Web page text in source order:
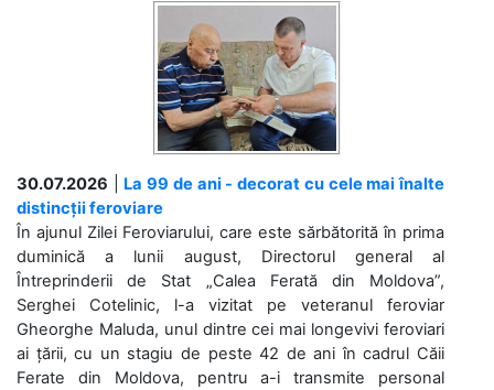
30.07.2026
La 99 de ani - decorat cu cele mai înalte
distincții feroviare
În ajunul Zilei Feroviarului, care este sărbătorită în prima
duminică a lunii august, Directorul general al
Întreprinderii de Stat „Calea Ferată din Moldova”,
Serghei Cotelinic, l-a vizitat pe veteranul feroviar
Gheorghe Maluda, unul dintre cei mai longevivi feroviari
ai țării, cu un stagiu de peste 42 de ani în cadrul Căii
Ferate din Moldova, pentru a-i transmite personal